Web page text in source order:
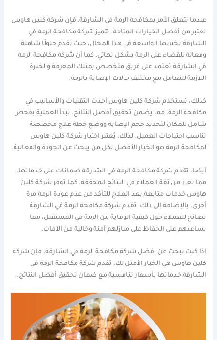
عندما يتعلق الأمر بمكافحة الرمة في الشارقة، فإن شركة كلين هاوس
تعتبر من أفضل الخيارات المتاحة. تتميز شركة مكافحة الرمة في
الشارقة بخبرتها الواسعة في هذا المجال، حيث تقدم حلولًا شاملة
وفعالة للقضاء على الرمة بشكل نهائي. كما أن شركة مكافحة الرمة
في الشارقة تعتمد على فريق متخصص يمتلك المعرفة والخبرة
اللازمة للتعامل مع مختلف حالات الإصابة بالرمة.
كذلك، تستخدم شركة كلين هاوس أحدث التقنيات والأساليب في
مكافحة الرمة، مما يضمن تحقيق أفضل النتائج. تبدأ العملية بفحص
شامل للمكان لتحديد حجم الإصابة ووضع خطة علاج مخصصة
تناسب احتياجات العميل. لذلك، يُعتبر اختيار شركة كلين هاوس
لمكافحة الرمة هو الخيار الأفضل لكل من يبحث عن الجودة والفعالية.
أيضا، تقدم شركة مكافحة الرمة في الشارقة ضمانات على خدماتها،
مما يعزز من ثقة العملاء في النتائج المحققة. كما توفر شركة كلين
هاوس خدمات متابعة بعد العلاج للتأكد من عدم عودة الرمة مرة
أخرى. بالإضافة إلى ذلك، تقدم شركة مكافحة الرمة في الشارقة
نصائح للعملاء حول كيفية الوقاية من الرمة في المستقبل، مما
يساعدهم على الحفاظ على منازلهم آمنة وخالية من الآفات.
إذا كنت تبحث عن افضل شركة مكافحة الرمة في الشارقة، فإن شركة
كلين هاوس هي الخيار الأمثل لك. تقدم شركة مكافحة الرمة في
الشارقة خدماتها بأسعار تنافسية مع ضمان تحقيق أفضل النتائج.